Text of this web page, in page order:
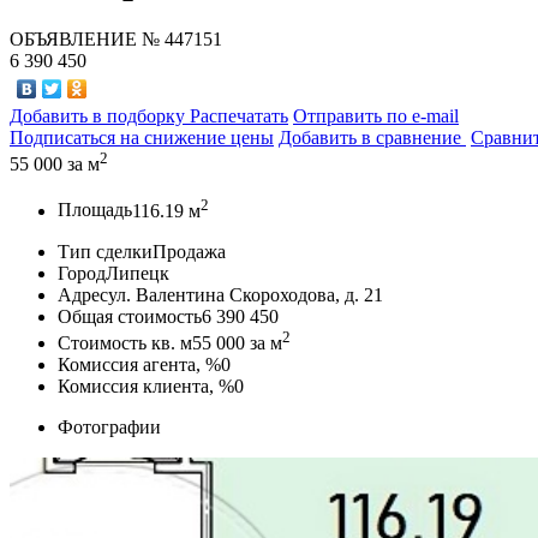
ОБЪЯВЛЕНИЕ № 447151
6 390 450
Добавить в подборку Распечатать Отправить по e-mail
Подписаться на снижение цены Добавить в сравнение
55 000 за м2
Площадь116.19 м2
Тип сделкиПродажа
ГородЛипецк
Адресул. Валентина Скороходова, д. 21
Общая стоимость6 390 450
Стоимость кв. м55 000 за м2
Комиссия агента, %0
Комиссия клиента, %0
Фотографии